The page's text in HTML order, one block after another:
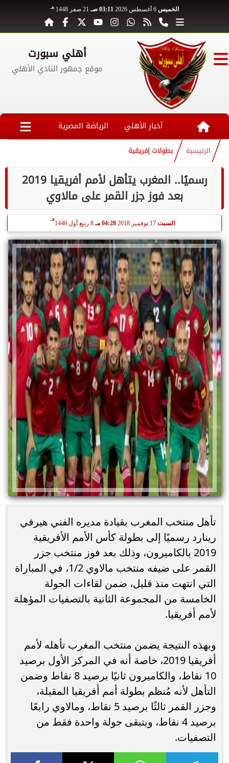
الخميس 03:11 صـ 21 صفر 1448 هـ
أهلي سبورت
موقع جمهور النادي الأهلي
أخبار الأهلي الرياضة المصرية
الرئيسية بطولات إفريقية
رسميًا.. المغرب يتأهل لأمم أفريقيا 2019
بعد فوز جزر القمر على مالاوي
السبت 17 نوفمبر 2018 04:28 مـ 8 ربيع أول 1440
هـ
تأهل منتخب المغرب بقيادة مديره الفني هيرفي
رينارد رسميًا إلى بطولة كأس الأمم الأفريقية
2019 بالكاميرون، وذلك بعد فوز منتخب جزر
القمر على ضيفه منتخب مالاوي 1/2، في المباراة
التي انتهت منذ قليل، ضمن لقاءات الجولة
الخامسة من المجموعة الثانية بالتصفيات المؤهلة
لأمم أفريقيا.
وبهذه النتيجة يضمن منتخب المغرب تأهله لأمم
أفريقيا 2019، خاصة أنه في المركز الأول برصيد
10 نقاط، والكاميرون ثانيًا برصيد 8 نقاط وضمن
التأهل لأنه مُنظم بطولة أمم أفريقيا المقبلة،
وجزر القمر ثالثًا برصيد 5 نقاط، ومالاوي رابعًا
برصيد 4 نقاط، ويتبقى جولة واحدة فقط من
التصفيات.